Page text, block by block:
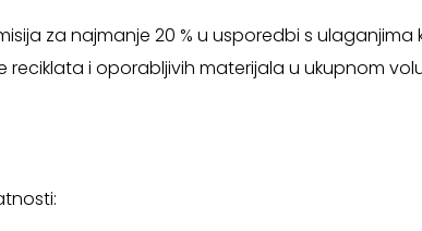
za najmanje 20 % u usporedbi s ulaganjima
reciklata i oporabljivih materijala u ukupnom